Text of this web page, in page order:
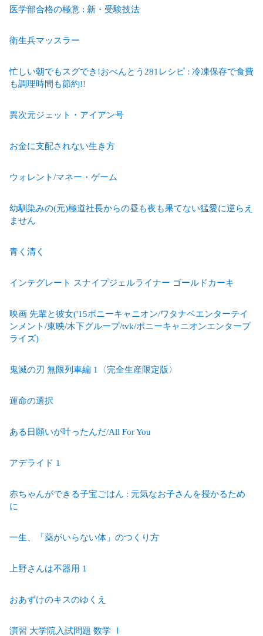
医学部合格の極意 : 新・受験技法
衛生兵マッスラー
忙しい朝でもスグでき!おべんとう281レシピ : 冷凍保存で食費
も調理時間も節約!!
異次元ジェット・アイアン号
お金に支配されない生き方
ウォレント/マネー・ゲーム
幼馴染みの(元)極道社長からの昼も夜も果てない猛愛に逆らえ
ません
青く清く
インテグレート スナイプジェルライナー ゴールドカーキ
映画 先輩と彼女('15ポニーキャニオン/ワタナベエンターテイ
ンメント/東映/木下グループ/tvk/ポニーキャニオンエンタープ
ライズ)
鬼滅の刃 無限列車編 1〈完全生産限定版〉
運命の選択
ある日願いが叶ったんだ/All For You
アデライド 1
赤ちゃんができる子宝ごはん : 元気なお子さんを授かるため
に
一生、「薬がいらない体」のつくり方
上野さんは不器用 1
おあずけのキスのゆくえ
演習 大学院入試問題 数学 Ⅰ